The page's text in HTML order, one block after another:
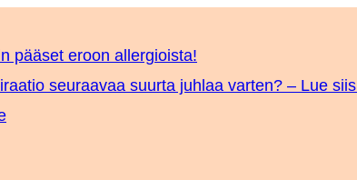
pääset eroon allergioista!
seuraavaa suurta juhlaa varten? – Lue